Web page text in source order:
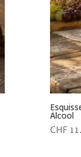
Alcool
CHF